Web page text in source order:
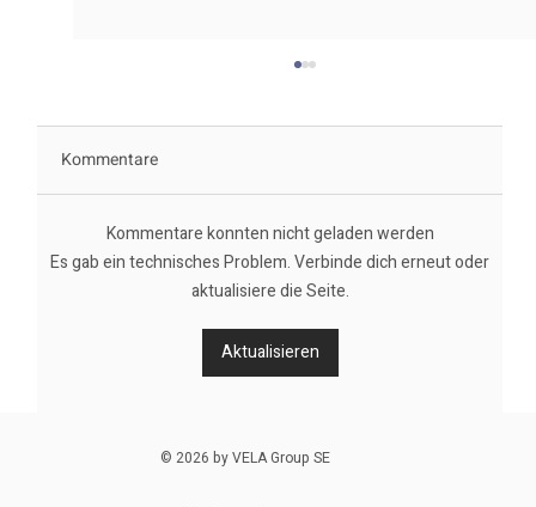
Türsysteme in Fahrzeugen: Die
unsichtbare Präzision
Kommentare
Kommentare konnten nicht geladen werden
Es gab ein technisches Problem. Verbinde dich erneut oder
aktualisiere die Seite.
Aktualisieren
© 2026 by VELA Group SE